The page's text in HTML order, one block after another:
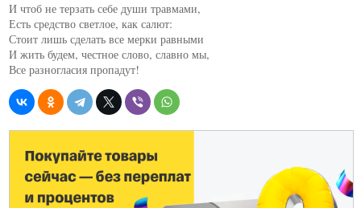
И чтоб не терзать себе души травмами,
Есть средство светлое, как салют:
Стоит лишь сделать все мерки равными
И жить будем, честное слово, славно мы,
Все разногласия пропадут!